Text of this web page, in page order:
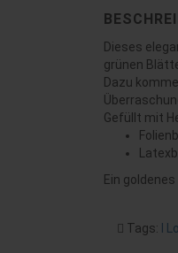
Dieses
grünen
Dazu
Gefüllt mit
Ein
Tags: I